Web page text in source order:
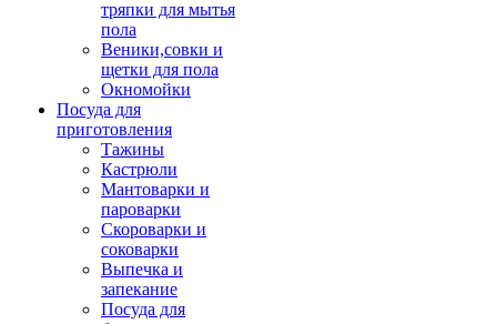
тряпки для мытья
пола
Веники,совки и
щетки для пола
Окномойки
Посуда для
приготовления
Тажины
Кастрюли
Мантоварки и
пароварки
Скороварки и
соковарки
Выпечка и
запекание
Посуда для